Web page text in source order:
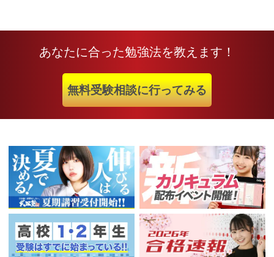
あなたに合った勉強法を教えます！
無料受験相談に行ってみる